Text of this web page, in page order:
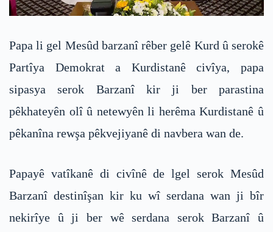
Papa li gel Mesûd barzanî rêber gelê Kurd û serokê
Partîya Demokrat a Kurdistanê civîya, papa
sipasya serok Barzanî kir ji ber parastina
pêkhateyên olî û netewyên li herêma Kurdistanê û
pêkanîna rewşa pêkvejiyanê di navbera wan de.
Papayê vatîkanê di civînê de lgel serok Mesûd
Barzanî destinîşan kir ku wî serdana wan ji bîr
nekirîye û ji ber wê serdana serok Barzanî û